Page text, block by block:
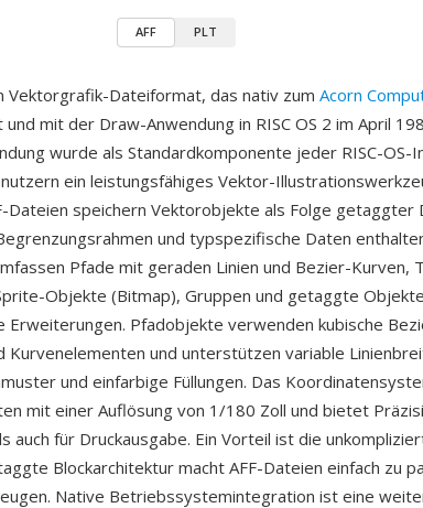
AFF PLT
Vektorgrafik-Dateiformat, das nativ zum Acorn
mit der Draw-Anwendung in RISC OS 2 im April
wurde als Standardkomponente jeder RISC-OS-
ein leistungsfähiges Vektor-
Dateien speichern Vektorobjekte als Folge getaggter
und typspezifische Daten
Pfade mit geraden Linien und Bezier-Kurven,
Objekte (Bitmap), Gruppen und getaggte
Erweiterungen. Pfadobjekte verwenden kubische
Kurvenelementen und unterstützen variable
und einfarbige Füllungen. Das
mit einer Auflösung von 1/180 Zoll und bietet
auch für Druckausgabe. Ein Vorteil ist die
Blockarchitektur macht AFF-Dateien einfach zu
Native Betriebssystemintegration ist eine